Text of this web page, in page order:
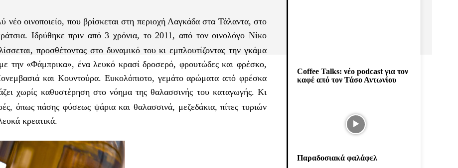
νέο οινοποιείο, που βρίσκεται στη περιοχή Λαγκάδα στα Τάλαντα, στο
Ιδρύθηκε πριν από 3 χρόνια, το 2011, από τον οινολόγο Νίκο
προσθέτοντας στο δυναμικό του κι εμπλουτίζοντας την γκάμα
την «Φάμπρικα», ένα λευκό κρασί δροσερό, φρουτώδες και φρέσκο,
και Κουντούρα. Ευκολόπιοτο, γεμάτο αρώματα από φρέσκα
χωρίς καθυστέρηση στο νόημα της θαλασσινής του καταγωγής. Κι
όπως πάσης φύσεως ψάρια και θαλασσινά, μεζεδάκια, πίτες τυριών
κρεατικά.
Coffee Talks: νέο podcast για τον
καφέ από τον Τάσο Αντωνίου
Παραδοσιακά φαλάφελ